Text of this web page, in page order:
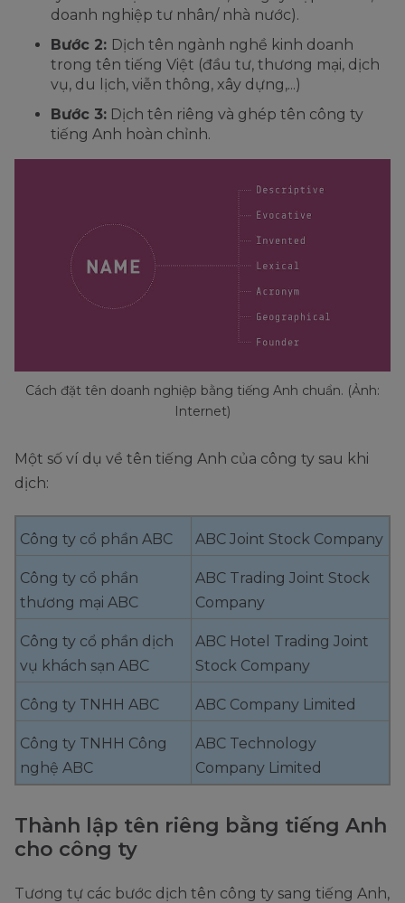
doanh nghiệp tư nhân/ nhà nước).
Bước 2: Dịch tên ngành nghề kinh doanh
trong tên tiếng Việt (đầu tư, thương mại, dịch
vụ, du lịch, viễn thông, xây dựng,...)
Bước 3: Dịch tên riêng và ghép tên công ty
tiếng Anh hoàn chỉnh.
Cách đặt tên doanh nghiệp bằng tiếng Anh chuẩn. (Ảnh:
Internet)
Một số ví dụ về tên tiếng Anh của công ty sau khi
dịch:
Công ty cổ phần ABC ABC Joint Stock Company
Công ty cổ phần
thương mại ABC
ABC Trading Joint Stock
Company
Công ty cổ phần dịch
vụ khách sạn ABC
ABC Hotel Trading Joint
Stock Company
Công ty TNHH ABC ABC Company Limited
Công ty TNHH Công
nghệ ABC
ABC Technology
Company Limited
Thành lập tên riêng bằng tiếng Anh
cho công ty
Tương tự các bước dịch tên công ty sang tiếng Anh,